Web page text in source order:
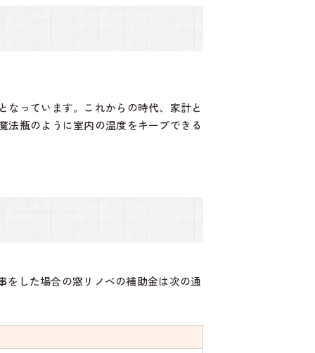
っています。これからの時代、家計と
法瓶のように室内の温度をキープできる
をした場合の窓リノベの補助金は次の通